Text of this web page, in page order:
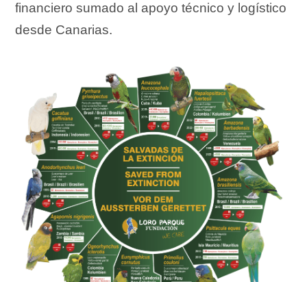
financiero sumado al apoyo técnico y logístico
desde Canarias.